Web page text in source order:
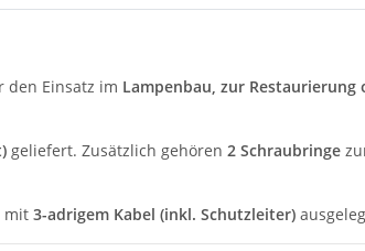
den Einsatz im Lampenbau, zur Restaurierung
geliefert. Zusätzlich gehören 2 Schraubringe
mit 3-adrigem Kabel (inkl. Schutzleiter)